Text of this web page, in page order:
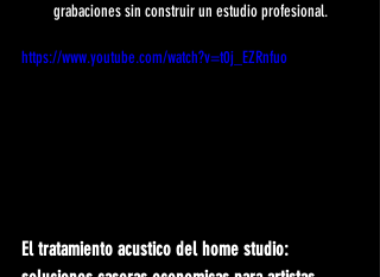
grabaciones sin construir un estudio profesional.
https://www.youtube.com/watch?v=t0j_EZRnfuo
El tratamiento acustico del home studio: